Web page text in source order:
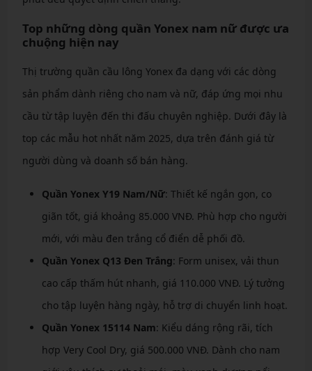
Top những dòng quần Yonex nam nữ được ưa
chuộng hiện nay
Thị trường quần cầu lông Yonex đa dạng với các dòng
sản phẩm dành riêng cho nam và nữ, đáp ứng mọi nhu
cầu từ tập luyện đến thi đấu chuyên nghiệp. Dưới đây là
top các mẫu hot nhất năm 2025, dựa trên đánh giá từ
người dùng và doanh số bán hàng.
Quần Yonex Y19 Nam/Nữ: Thiết kế ngắn gọn, co
giãn tốt, giá khoảng 85.000 VNĐ. Phù hợp cho người
mới, với màu đen trắng cổ điển dễ phối đồ.
Quần Yonex Q13 Đen Trắng: Form unisex, vải thun
cao cấp thấm hút nhanh, giá 110.000 VNĐ. Lý tưởng
cho tập luyện hàng ngày, hỗ trợ di chuyển linh hoạt.
Quần Yonex 15114 Nam: Kiểu dáng rộng rãi, tích
hợp Very Cool Dry, giá 500.000 VNĐ. Dành cho nam